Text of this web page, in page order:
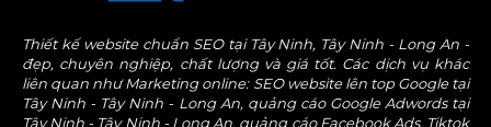
Thiết kế website chuẩn SEO tại Tây Ninh, Tây Ninh - Long An -
đẹp, chuyên nghiệp, chất lượng và giá tốt. Các dịch vụ khác
liên quan như Marketing online: SEO website lên top Google tại
Tây Ninh - Tây Ninh - Long An, quảng cáo Google Adwords tại
Tây Ninh - Tây Ninh - Long An, quảng cáo Facebook Ads, Tiktok